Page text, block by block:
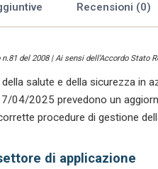
Recensioni (0)
del 2008 | Ai sensi dell’Accordo Stato
salute e della sicurezza in
04/2025 prevedono un
procedure di gestione
di applicazione